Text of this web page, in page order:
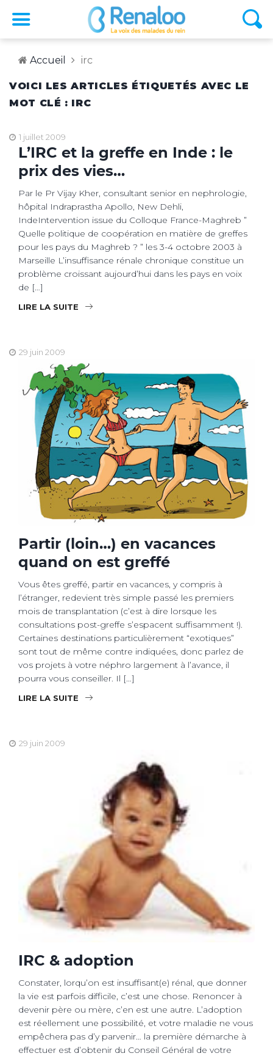
Accueil irc
VOICI LES ARTICLES ÉTIQUETÉS AVEC LE
MOT CLÉ : IRC
1 juillet 2009
L’IRC et la greffe en Inde : le
prix des vies…
Par le Pr Vijay Kher, consultant senior en nephrologie,
hôpital Indraprastha Apollo, New Dehli,
IndeIntervention issue du Colloque France-Maghreb ”
Quelle politique de coopération en matière de greffes
pour les pays du Maghreb ? ” les 3-4 octobre 2003 à
Marseille L’insuffisance rénale chronique constitue un
problème croissant aujourd’hui dans les pays en voix
de […]
LIRE LA SUITE
29 juin 2009
Partir (loin…) en vacances
quand on est greffé
Vous êtes greffé, partir en vacances, y compris à
l’étranger, redevient très simple passé les premiers
mois de transplantation (c’est à dire lorsque les
consultations post-greffe s’espacent suffisamment !).
Certaines destinations particulièrement “exotiques”
sont tout de même contre indiquées, donc parlez de
vos projets à votre néphro largement à l’avance, il
pourra vous conseiller. Il […]
LIRE LA SUITE
29 juin 2009
IRC & adoption
Constater, lorqu’on est insuffisant(e) rénal, que donner
la vie est parfois difficile, c’est une chose. Renoncer à
devenir père ou mère, c’en est une autre. L’adoption
est réellement une possibilité, et votre maladie ne vous
empêchera pas d’y parvenir… la première démarche à
effectuer est d’obtenir du Conseil Général de votre